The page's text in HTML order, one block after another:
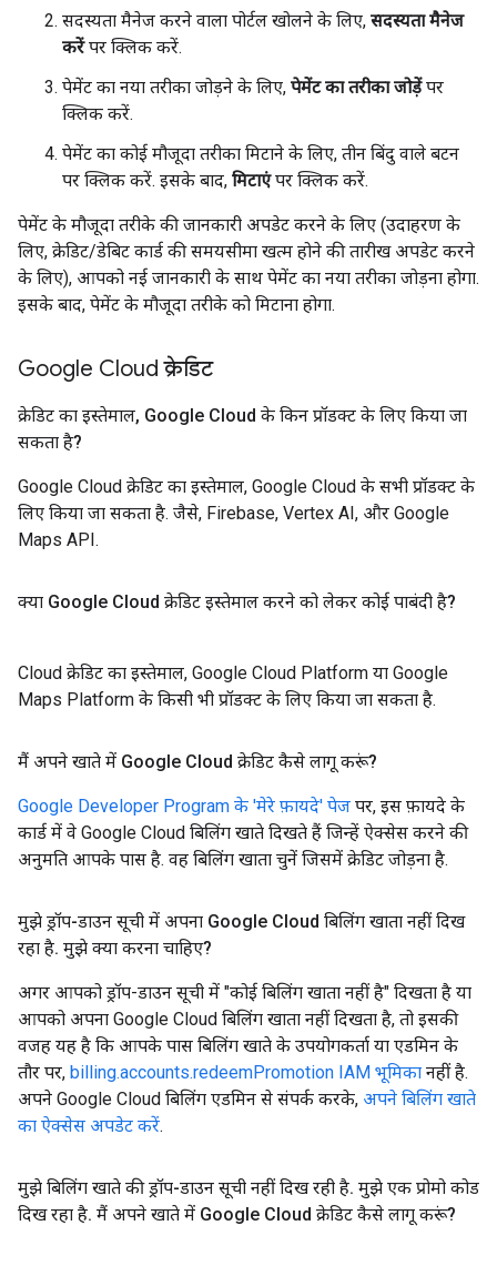
सदस्यता मैनेज करने वाला पोर्टल खोलने के लिए, सदस्यता मैनेज
करेंपर क्लिक करें.
पेमेंट का नया तरीका जोड़ने के लिए, पेमेंट का तरीका जोड़ेंपर
क्लिक करें.
पेमेंट का कोई मौजूदा तरीका मिटाने के लिए, तीन बिंदु वाले बटन
पर क्लिक करें. इसके बाद, मिटाएंपर क्लिक करें.
पेमेंट के मौजूदा तरीके की जानकारी अपडेट करने के लिए (उदाहरण के
लिए, क्रेडिट/डेबिट कार्ड की समयसीमा खत्म होने की तारीख अपडेट करने
के लिए), आपको नई जानकारी के साथ पेमेंट का नया तरीका जोड़ना होगा.
इसके बाद, पेमेंट के मौजूदा तरीके को मिटाना होगा.
Google Cloud क्रेडिट
क्रेडिट का इस्तेमाल, Google Cloud के किन प्रॉडक्ट के लिए किया जा
सकता है?
Google Cloud क्रेडिट का इस्तेमाल, Google Cloud के सभी प्रॉडक्ट के
लिए किया जा सकता है. जैसे, Firebase, Vertex AI, और Google
Maps API.
क्या Google Cloud क्रेडिट इस्तेमाल करने को लेकर कोई पाबंदी है?
Cloud क्रेडिट का इस्तेमाल, Google Cloud Platform या Google
Maps Platform के किसी भी प्रॉडक्ट के लिए किया जा सकता है.
मैं अपने खाते में Google Cloud क्रेडिट कैसे लागू करूं?
Google Developer Program के 'मेरे फ़ायदे' पेज पर, इस फ़ायदे के
कार्ड में वे Google Cloud बिलिंग खाते दिखते हैं जिन्हें ऐक्सेस करने की
अनुमति आपके पास है. वह बिलिंग खाता चुनें जिसमें क्रेडिट जोड़ना है.
मुझे ड्रॉप-डाउन सूची में अपना Google Cloud बिलिंग खाता नहीं दिख
रहा है. मुझे क्या करना चाहिए?
अगर आपको ड्रॉप-डाउन सूची में "कोई बिलिंग खाता नहीं है" दिखता है या
आपको अपना Google Cloud बिलिंग खाता नहीं दिखता है, तो इसकी
वजह यह है कि आपके पास बिलिंग खाते के उपयोगकर्ता या एडमिन के
तौर पर, billing.accounts.redeemPromotion IAM भूमिका नहीं है.
अपने Google Cloud बिलिंग एडमिन से संपर्क करके, अपने बिलिंग खाते
का ऐक्सेस अपडेट करें.
मुझे बिलिंग खाते की ड्रॉप-डाउन सूची नहीं दिख रही है. मुझे एक प्रोमो कोड
दिख रहा है. मैं अपने खाते में Google Cloud क्रेडिट कैसे लागू करूं?